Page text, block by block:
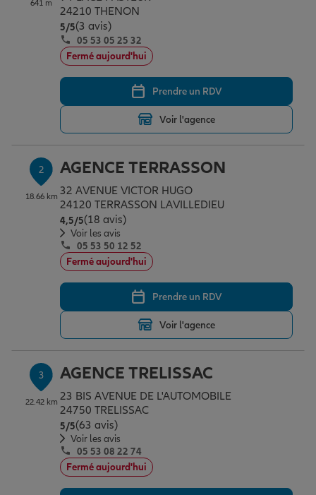
Assurance emprunteur
Prévoyance et dépendance
Assurance animal de compagnie
Protection de la famille
Protection juridique
Épargne & retraite
Plan épargne retraite
Assurance vie
Placements financiers
Investissements immobiliers
Transmission
Vos projets
Partir en vacances
Déménager
Changer de voiture
Départ à la retraite
Préparer l’avenir
Conseil assurance
Outre-mer
Assurance auto
Assurance habitation
Le Pack Famille
Garantie des accidents de la vie
Assurance scolaire
Protection juridique
Professionnels
Allianz en France
641 m
24210 THENON
5/5Note de 5 sur 5
(3 avis)
05 53 05 25 32
Fermé aujourd'hui
Prendre un RDV
Voir l'agence
2
18.66 km
AGENCE TERRASSON
32 AVENUE VICTOR HUGO
24120 TERRASSON LAVILLEDIEU
4,5/5Note de 4.5 sur 5
(18 avis)
Voir les avis
05 53 50 12 52
Fermé aujourd'hui
Prendre un RDV
Voir l'agence
3
22.42 km
AGENCE TRELISSAC
23 BIS AVENUE DE L'AUTOMOBILE
24750 TRELISSAC
5/5Note de 5 sur 5
(63 avis)
Voir les avis
05 53 08 22 74
Fermé aujourd'hui